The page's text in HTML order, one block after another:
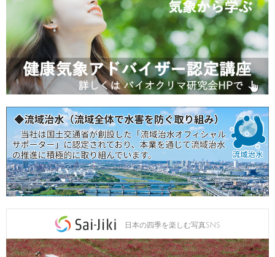
日本の四季を楽しむ写真SNS